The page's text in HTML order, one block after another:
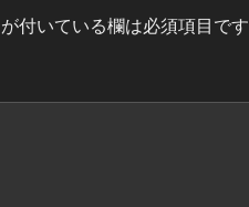
が付いている欄は必須項目です